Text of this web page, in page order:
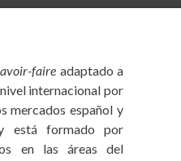
faire adaptado a
internacional por
mercados español y
está formado por
en las áreas del